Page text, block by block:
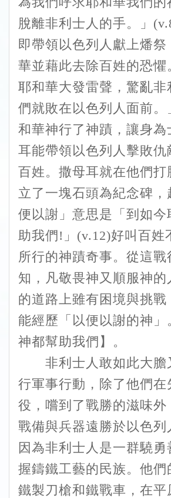
脫離非利士人的手。」
即帶領以色列人獻上燔祭
華並藉此去除百姓的恐懼
耶和華大發雷聲，驚亂非
們就敗在以色列人面前。
和華神行了神蹟，讓身為
耳能帶領以色列人擊敗仇
百姓。撒母耳就在他們打
立了一塊石頭為紀念碑，
便以謝」意思是「到如今
助我們!」(v.12)好叫百姓
所行的神蹟奇事。從這戰
知，凡敬畏神又順服神的
的道路上雖有困境與挑戰
能經歷「以便以謝的神」
神都幫助我們】。
非利士人敢如此大膽
行軍事行動，除了他們在
役，嚐到了戰勝的滋味外
戰備與兵器遠勝於以色列
因為非利士人是一群驍勇
握鑄鐵工藝的民族。他們
鐵製刀槍和鐵戰車，在平